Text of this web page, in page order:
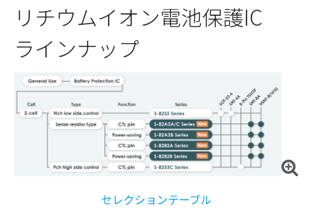
リチウムイオン電池保護IC
ラインナップ
セレクションテーブル